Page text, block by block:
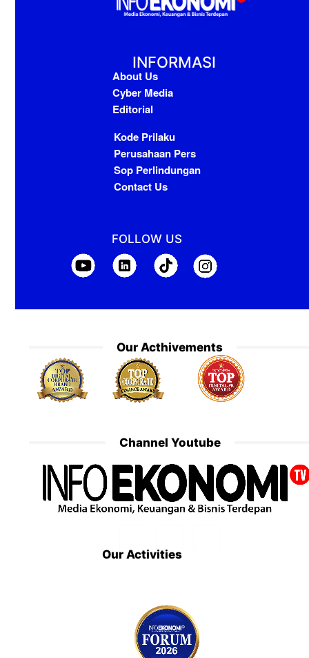
INFORMASI
About Us
Cyber Media
Editorial
Kode Prilaku
Perusahaan Pers
Sop Perlindungan
Contact Us
FOLLOW US
Our Acthivements
Channel Youtube
Our Activities